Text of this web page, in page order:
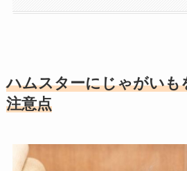
ハムスターにじゃがいも
注意点